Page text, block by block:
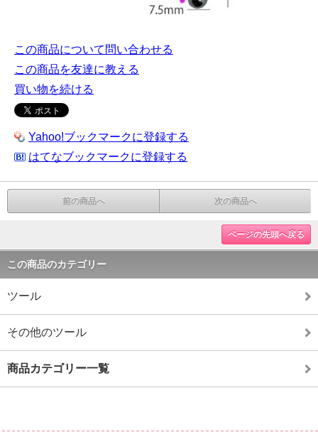
この商品について問い合わせる
この商品を友達に教える
買い物を続ける
Yahoo!ブックマークに登録する
はてなブックマークに登録する
前の商品へ 次の商品へ
ページの先頭へ戻る
この商品のカテゴリー
ツール
その他のツール
商品カテゴリー一覧